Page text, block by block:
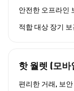
안전한 오프라인
적합 대상 장기
핫 월렛 (모
편리한 거래, 보